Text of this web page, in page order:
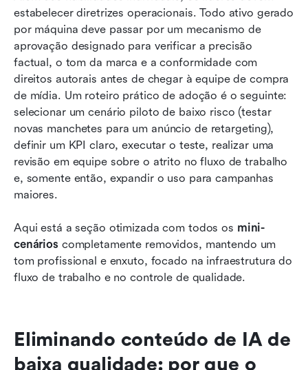
estabelecer diretrizes operacionais. Todo ativo gerado
por máquina deve passar por um mecanismo de
aprovação designado para verificar a precisão
factual, o tom da marca e a conformidade com
direitos autorais antes de chegar à equipe de compra
de mídia. Um roteiro prático de adoção é o seguinte:
selecionar um cenário piloto de baixo risco (testar
novas manchetes para um anúncio de retargeting),
definir um KPI claro, executar o teste, realizar uma
revisão em equipe sobre o atrito no fluxo de trabalho
e, somente então, expandir o uso para campanhas
maiores.
Aqui está a seção otimizada com todos os mini-
cenários completamente removidos, mantendo um
tom profissional e enxuto, focado na infraestrutura do
fluxo de trabalho e no controle de qualidade.
Eliminando conteúdo de IA de
baixa qualidade: por que o